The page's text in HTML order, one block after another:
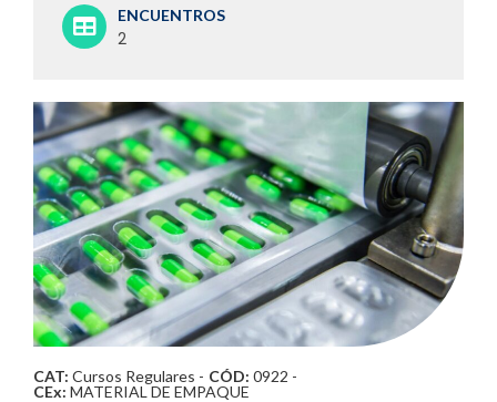
ENCUENTROS
2
CAT: Cursos Regulares - CÓD: 0922 -
CEx: MATERIAL DE EMPAQUE